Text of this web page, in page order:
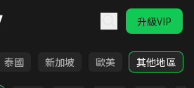
升級VIP
泰國 新加坡 歐美 其他地區